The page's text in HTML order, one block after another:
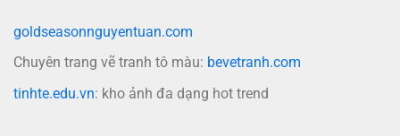
goldseasonnguyentuan.com
Chuyên trang vẽ tranh tô màu: bevetranh.com
tinhte.edu.vn: kho ảnh đa dạng hot trend